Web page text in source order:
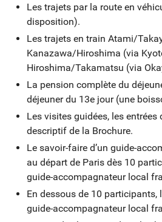
thé dans le jardin. Dîner et nuit à
Jour 9
Takamatsu/Naoshima/
25 km
Embarquement sur le ferry pour
mer intérieure. Visite de cette île
les œuvres d’art, les bâtiments et
parfaite harmonie : l’Art House
Benesse House. Déjeuner. Départ
route pour la charmante Kurashiki.
Kurashiki Royal Art Hotel.
Les trajets par la route en
disposition).
Les trajets en train Atami/
Kanazawa/Hiroshima (via
Hiroshima/Takamatsu (via
La pension complète du
déjeuner du 13e jour (une
Les visites guidées, les entrées
descriptif de la Brochure.
Le savoir-faire d’un guide-
au départ de Paris dès 10
guide-accompagnateur local
En dessous de 10 participants,
guide-accompagnateur local